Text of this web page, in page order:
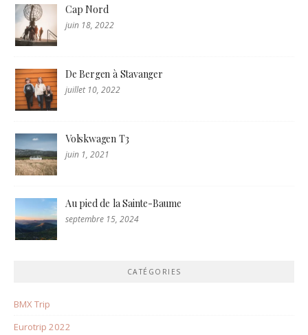
Cap Nord
juin 18, 2022
De Bergen à Stavanger
juillet 10, 2022
Volskwagen T3
juin 1, 2021
Au pied de la Sainte-Baume
septembre 15, 2024
CATÉGORIES
BMX Trip
Eurotrip 2022